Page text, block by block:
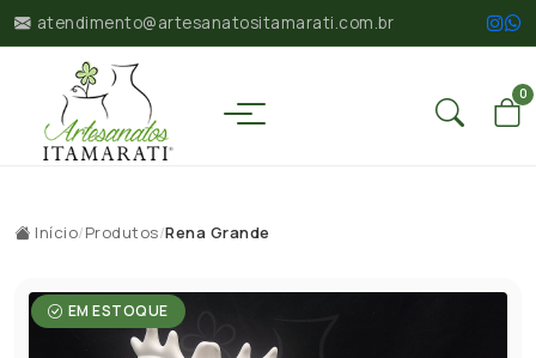
atendimento@artesanatositamarati.com.br
0
Início/Produtos/Rena Grande
EM ESTOQUE